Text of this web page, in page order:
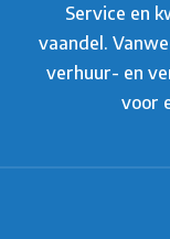
Service en
vaandel.
verhuur- en
voor